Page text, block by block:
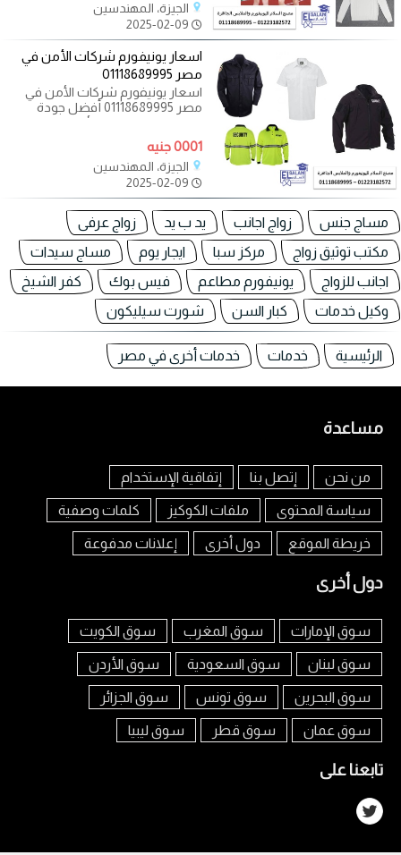
الجيزة، المهندسين
اسعار يونيفورم شركات الأمن في
مصر 01118689995
اسعار يونيفورم شركات الأمن في
مصر 01118689995 أفضل جودة
وتصميم لليونيفورم الأمني المناسب
لكل
0001 جنيه
الجيزة، المهندسين
مساج جنس زواج اجانب يد ب يد
زواج عرفى
مكتب توثيق زواج
مركز سبا ايجار يوم
مساج سيدات
اجانب للزواج
يونيفورم مطاعم فيس بوك
كفر الشيخ
وكيل خدمات
كبار السن شورت سيليكون
الرئيسية خدمات خدمات أخرى في مصر
مساعدة
من نحن إتصل بنا إتفاقية الإستخدام
سياسة المحتوى ملفات الكوكيز كلمات وصفية
خريطة الموقع دول أخرى إعلانات مدفوعة
دول أخرى
سوق الإمارات سوق المغرب سوق الكويت
سوق لبنان سوق السعودية سوق الأردن
سوق البحرين سوق تونس سوق الجزائر
سوق عمان سوق قطر سوق ليبيا
تابعنا على